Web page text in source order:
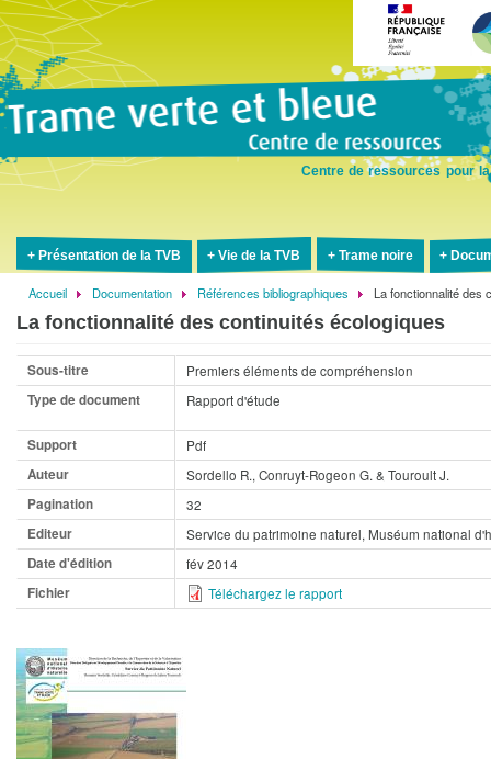
Centre de ressources pour
Présentation de la TVB Vie de la TVB Trame noire
Fil
d'Ariane
Accueil Documentation Références bibliographiques La fonctionnalité des
La fonctionnalité des continuités écologiques
Sous-titre
Premiers éléments de compréhension
Type de document
Rapport d'étude
Support
Pdf
Auteur
Sordello R., Conruyt-Rogeon G. & Touroult J.
Pagination
32
Editeur
Service du patrimoine naturel, Muséum national
Date d'édition
fév 2014
Fichier
Téléchargez le rapport